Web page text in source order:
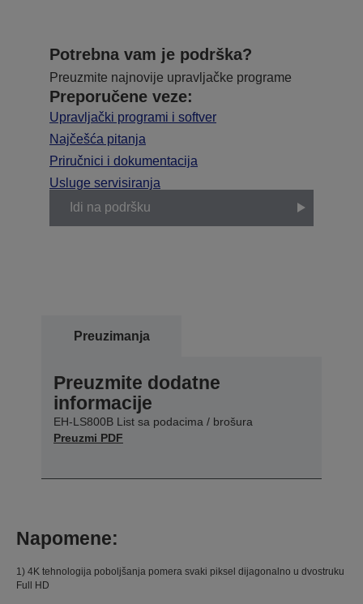
Potrebna vam je podrška?
Preuzmite najnovije upravljačke programe
Preporučene veze:
Upravljački programi i softver
Najčešća pitanja
Priručnici i dokumentacija
Usluge servisiranja
Idi na podršku
Preuzimanja
Preuzmite dodatne
informacije
EH-LS800B List sa podacima / brošura
Preuzmi PDF
Napomene:
1) 4K tehnologija poboljšanja pomera svaki piksel dijagonalno u dvostruku
Full HD